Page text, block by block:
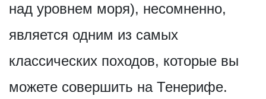
над уровнем моря), несомненно,
является одним из самых
классических походов, которые вы
можете совершить на Тенерифе.